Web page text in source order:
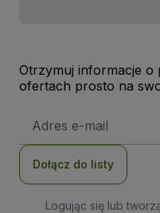
Otrzymuj informacje
ofertach prosto na
e-
Dołącz do listy
Logując się lub